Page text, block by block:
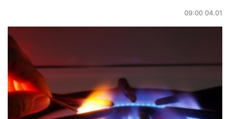
09:00 04.01